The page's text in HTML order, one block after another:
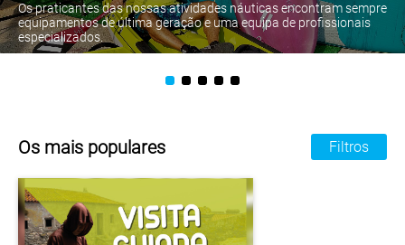
Os praticantes das nossas atividades náuticas encontram sempre
equipamentos de última geração e uma equipa de profissionais
especializados.
Os mais populares Filtros